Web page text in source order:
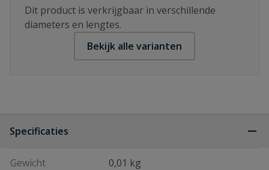
Dit product is verkrijgbaar in verschillende
diameters en lengtes.
Bekijk alle varianten
Specificaties
Gewicht 0,01 kg